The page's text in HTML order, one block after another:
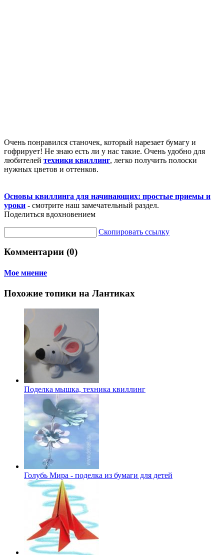
Очень понравился станочек, который нарезает бумагу и
гофрирует! Не знаю есть ли у нас такие. Очень удобно для
любителей техники квиллинг, легко получить полоски
нужных цветов и оттенков.
Основы квиллинга для начинающих: простые приемы и
уроки - смотрите наш замечательный раздел.
Поделиться вдохновением
Скопировать ссылку
Комментарии (0)
Мое мнение
Похожие топики на Лантиках
Поделка мышка, техника квиллинг
Голубь Мира - поделка из бумаги для детей